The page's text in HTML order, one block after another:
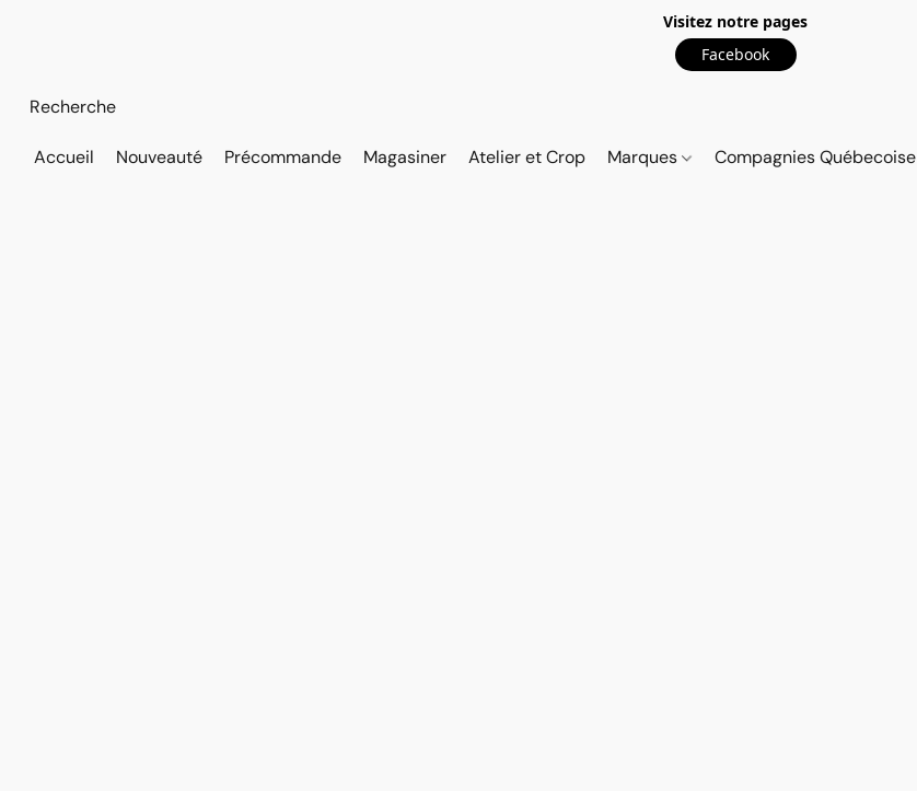
Visitez notre pages
Facebook
Accueil Nouveauté Précommande Magasiner Atelier et Crop Marques Compagnies Québecoise